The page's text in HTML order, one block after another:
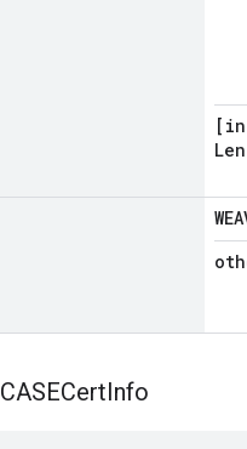
Len
CASECertInfo